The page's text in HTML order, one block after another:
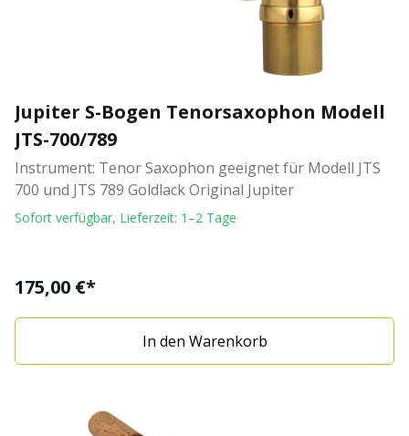
Jupiter S-Bogen Tenorsaxophon Modell
JTS-700/789
Instrument: Tenor Saxophon geeignet für Modell JTS
700 und JTS 789 Goldlack Original Jupiter
Sofort verfügbar, Lieferzeit: 1–2 Tage
175,00 €*
In den Warenkorb